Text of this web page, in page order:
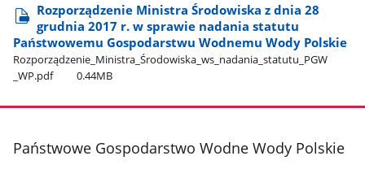
Rozporządzenie Ministra Środowiska z dnia 28
grudnia 2017 r. w sprawie nadania statutu
Państwowemu Gospodarstwu Wodnemu Wody Polskie
Rozporządzenie​_Ministra​_Środowiska​_ws​_nadania​_statutu​_PGW​
_WP.pdf
0.44MB
stopka
Państwowe Gospodarstwo Wodne Wody Polskie